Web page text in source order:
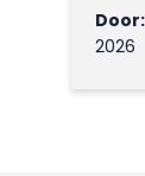
2026